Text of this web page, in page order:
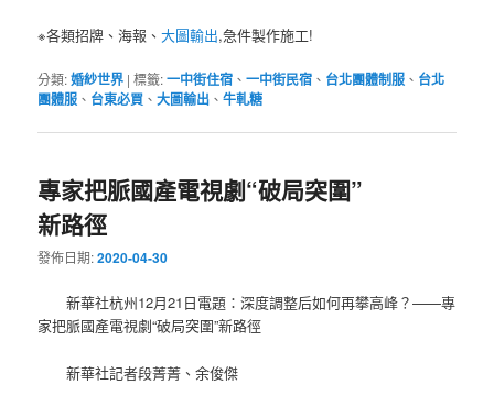
※各類招牌、海報、大圖輸出,急件製作施工!
分類:婚紗世界 |標籤:一中街住宿 、一中街民宿 、 台北團體制服 、 台北
團體服 、 台東必買 、大圖輸出 、牛軋糖
專家把脈國產電視劇“破局突圍”
新路徑
發佈日期:2020-04-30
新華社杭州12月21日電題：深度調整后如何再攀高峰？——專
家把脈國產電視劇“破局突圍”新路徑
新華社記者段菁菁、余俊傑